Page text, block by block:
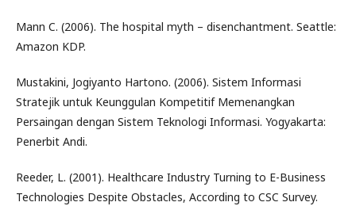
Mann C. (2006). The hospital myth – disenchantment. Seattle:
Amazon KDP.
Mustakini, Jogiyanto Hartono. (2006). Sistem Informasi
Stratejik untuk Keunggulan Kompetitif Memenangkan
Persaingan dengan Sistem Teknologi Informasi. Yogyakarta:
Penerbit Andi.
Reeder, L. (2001). Healthcare Industry Turning to E-Business
Technologies Despite Obstacles, According to CSC Survey.